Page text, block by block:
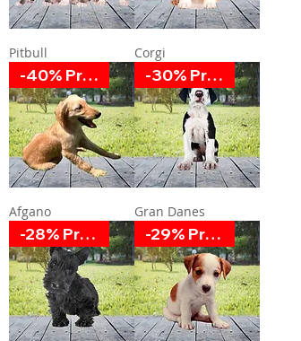
Pitbull Corgi
-40% Promoción
Afgano
-30% Promoción
Gran Danes
-28% Promoción -29% Promoción